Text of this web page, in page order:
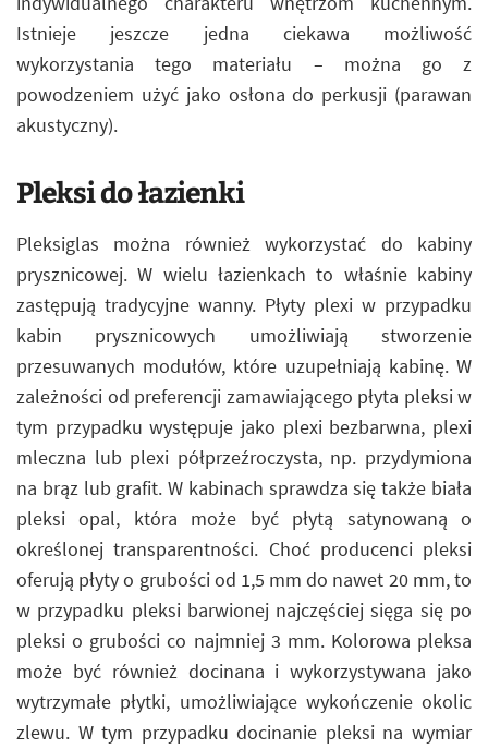
Istnieje jeszcze jedna ciekawa możliwość
wykorzystania tego materiału – można go z
powodzeniem użyć jako osłona do perkusji (parawan
akustyczny).
Pleksi do łazienki
Pleksiglas można również wykorzystać do kabiny
prysznicowej. W wielu łazienkach to właśnie kabiny
zastępują tradycyjne wanny. Płyty plexi w przypadku
kabin prysznicowych umożliwiają stworzenie
przesuwanych modułów, które uzupełniają kabinę. W
zależności od preferencji zamawiającego płyta pleksi w
tym przypadku występuje jako plexi bezbarwna, plexi
mleczna lub plexi półprzeźroczysta, np. przydymiona
na brąz lub grafit. W kabinach sprawdza się także biała
pleksi opal, która może być płytą satynowaną o
określonej transparentności. Choć producenci pleksi
oferują płyty o grubości od 1,5 mm do nawet 20 mm, to
w przypadku pleksi barwionej najczęściej sięga się po
pleksi o grubości co najmniej 3 mm. Kolorowa pleksa
może być również docinana i wykorzystywana jako
wytrzymałe płytki, umożliwiające wykończenie okolic
zlewu. W tym przypadku docinanie pleksi na wymiar